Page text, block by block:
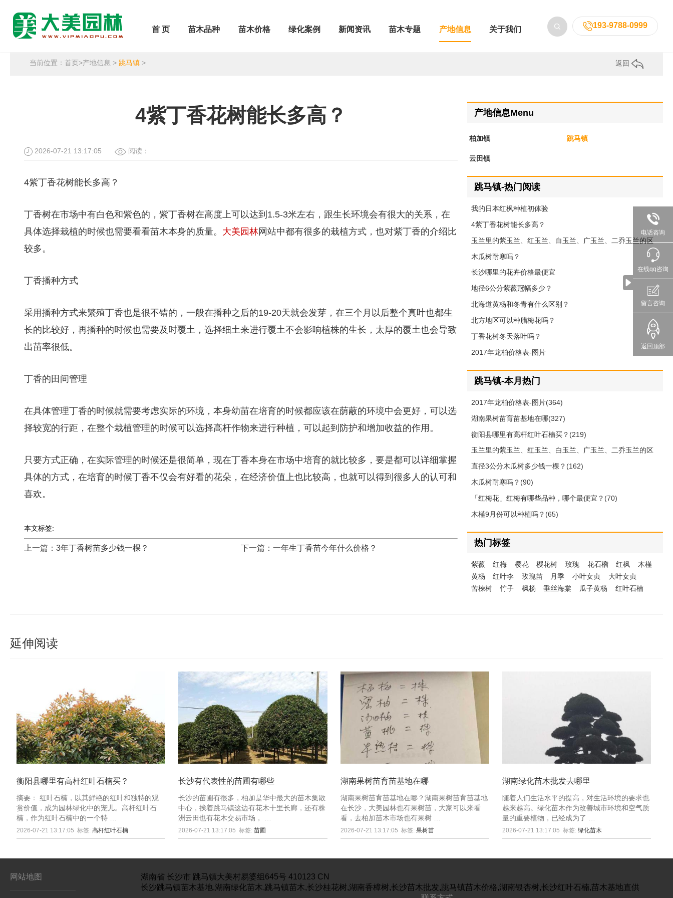
193-9788-0999
首 页 苗木品种 苗木价格 绿化案例 新闻资讯 苗木专题 产地信息 关于我们
电话咨询
在线qq咨询
留言咨询
返回顶部
当前位置：首页>产地信息 > 跳马镇 > 返回
4紫丁香花树能长多高？
2026-07-21 13:17:05 阅读：
4紫丁香花树能长多高？
丁香树在市场中有白色和紫色的，紫丁香树在高度上可以达到1.5-3米左右，跟生长环境会有很大的关系，在
具体选择栽植的时候也需要看看苗木本身的质量。 大美园林网站中都有很多的栽植方式，也对紫丁香的介绍比
较多。
丁香播种方式
采用播种方式来繁殖丁香也是很不错的，一般在播种之后的19-20天就会发芽，在三个月以后整个真叶也都生
长的比较好，再播种的时候也需要及时覆土，选择细土来进行覆土不会影响植株的生长，太厚的覆土也会导致
出苗率很低。
丁香的田间管理
在具体管理丁香的时候就需要考虑实际的环境，本身幼苗在培育的时候都应该在荫蔽的环境中会更好，可以选
择较宽的行距，在整个栽植管理的时候可以选择高杆作物来进行种植，可以起到防护和增加收益的作用。
只要方式正确，在实际管理的时候还是很简单，现在丁香本身在市场中培育的就比较多，要是都可以详细掌握
具体的方式，在培育的时候丁香不仅会有好看的花朵，在经济价值上也比较高，也就可以得到很多人的认可和
喜欢。
本文标签:
上一篇：3年丁香树苗多少钱一棵？ 下一篇：一年生丁香苗今年什么价格？
产地信息Menu
柏加镇 跳马镇
云田镇
跳马镇-热门阅读
我的日本红枫种植初体验
4紫丁香花树能长多高？
玉兰里的紫玉兰、红玉兰、白玉兰、广玉兰、二乔玉兰的区
别
木瓜树耐寒吗？
长沙哪里的花卉价格最便宜
地径6公分紫薇冠幅多少？
北海道黄杨和冬青有什么区别？
北方地区可以种腊梅花吗？
丁香花树冬天落叶吗？
2017年龙柏价格表-图片
跳马镇-本月热门
2017年龙柏价格表-图片(364)
湖南果树苗育苗基地在哪(327)
衡阳县哪里有高杆红叶石楠买？(219)
玉兰里的紫玉兰、红玉兰、白玉兰、广玉兰、二乔玉兰的区
别(212)
直径3公分木瓜树多少钱一棵？(162)
木瓜树耐寒吗？(90)
「红梅花」红梅有哪些品种，哪个最便宜？(70)
木槿9月份可以种植吗？(65)
热门标签
紫薇 红梅 樱花 樱花树 玫瑰 花石榴 红枫
木槿
黄杨
红叶李 玫瑰苗 月季 小叶女贞
大叶女贞
苦楝树
竹子 枫杨 垂丝海棠 瓜子黄杨 红叶石楠
延伸阅读
衡阳县哪里有高杆红叶石楠买？
摘要： 红叶石楠，以其鲜艳的红叶和独特的观
赏价值，成为园林绿化中的宠儿。高杆红叶石
楠，作为红叶石楠中的一个特 …
2026-07-21 13:17:05 标签:高杆红叶石楠
长沙有代表性的苗圃有哪些
长沙的苗圃有很多，柏加是华中最大的苗木集散
中心，挨着跳马镇这边有花木十里长廊，还有株
洲云田也有花木交易市场， …
2026-07-21 13:17:05 标签:苗圃
湖南果树苗育苗基地在哪
湖南果树苗育苗基地在哪？湖南果树苗育苗基地
在长沙，大美园林也有果树苗，大家可以来看
看，去柏加苗木市场也有果树 …
2026-07-21 13:17:05 标签: 果树苗
湖南绿化苗木批发去哪里
随着人们生活水平的提高，对生活环境的要求也
越来越高。绿化苗木作为改善城市环境和空气质
量的重要植物，已经成为了 …
2026-07-21 13:17:05 标签:绿化苗木
网站地图 湖南省 长沙市 跳马镇大美村易婆组645号 410123 CN
长沙跳马镇苗木基地,湖南绿化苗木,跳马镇苗木,长沙桂花树,湖南香樟树,长沙苗木批发,跳马镇苗木价格,湖南银杏树,长沙红叶石楠,苗木基地直供